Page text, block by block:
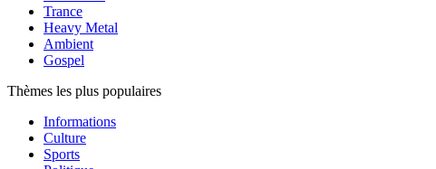
Trance
Heavy Metal
Ambient
Gospel
Thèmes les plus populaires
Informations
Culture
Sports